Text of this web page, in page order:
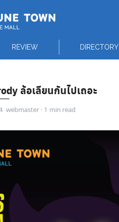
REVIEW DIRECTORY
ล้อเลียนกันไปเถอะ
webmaster ·